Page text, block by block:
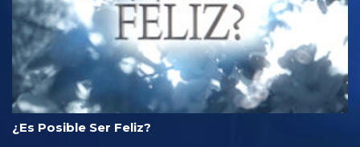
¿Es Posible Ser Feliz?